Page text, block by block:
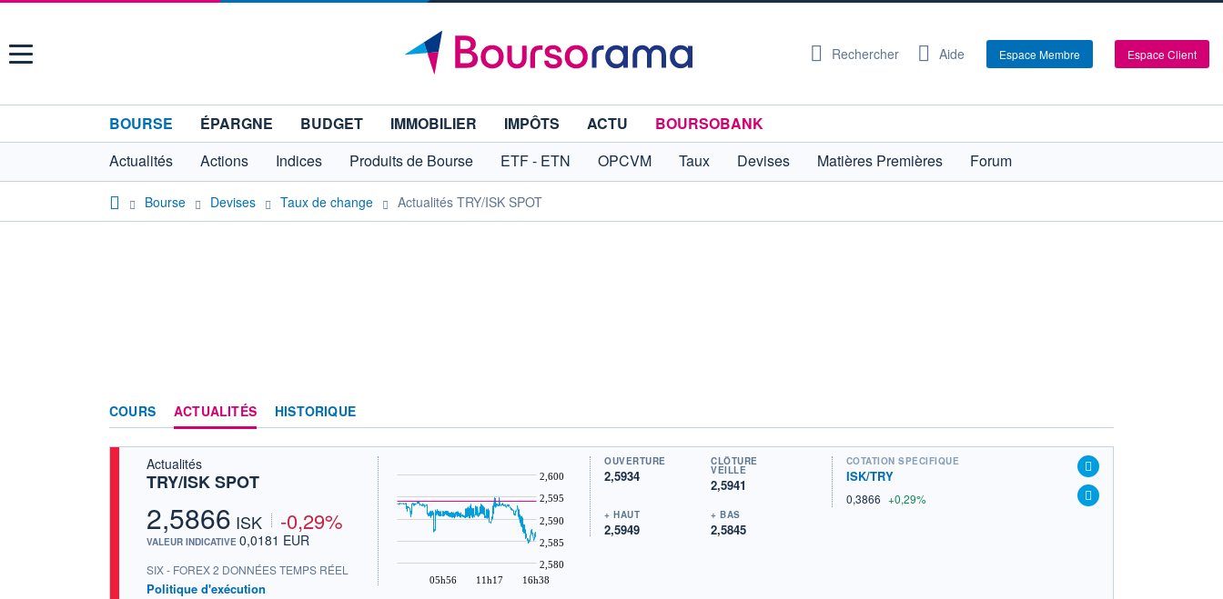
Menu Rechercher Aide Espace Membre Espace Client
BOURSE ÉPARGNE BUDGET IMMOBILIER IMPÔTS ACTU
BOURSOBANK
Actualités
Actions Indices Produits de Bourse ETF - ETN OPCVM Taux Devises Matières Premières Forum
Bourse Devises Taux de change Actualités TRY/ISK SPOT
COURS ACTUALITÉS HISTORIQUE
Actualités
TRY/ISK SPOT
2,5866 ISK -0,29%
VALEUR INDICATIVE 0,0181 EUR
SIX - FOREX 2 DONNÉES TEMPS RÉEL
Politique d'exécution
05h56 11h17 16h38
2,580
2,585
2,590
2,595
2,600
OUVERTURE
2,5934
CLÔTURE
VEILLE
2,5941
+ HAUT
2,5949
+ BAS
2,5845
COTATION SPÉCIFIQUE
ISK/TRY
0,3866 +0,29%